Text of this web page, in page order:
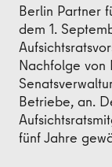
Berlin Partner
dem 1.
Nachfolge von
Betriebe, an.
fünf Jahre